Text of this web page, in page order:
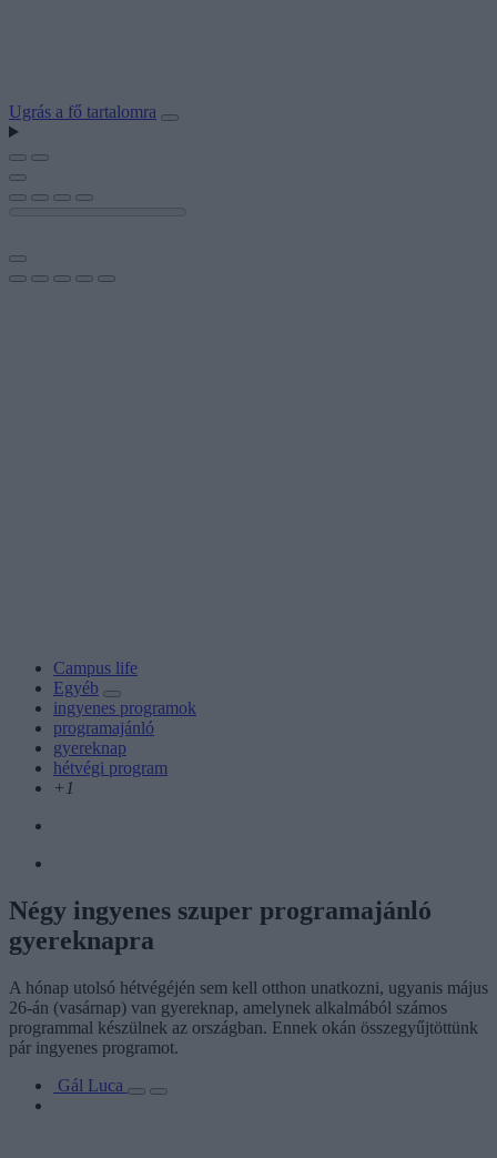
Ugrás a fő tartalomra
Campus life
Egyéb
ingyenes programok
programajánló
gyereknap
hétvégi program
+1
Négy ingyenes szuper programajánló
gyereknapra
A hónap utolsó hétvégéjén sem kell otthon unatkozni, ugyanis május
26-án (vasárnap) van gyereknap, amelynek alkalmából számos
programmal készülnek az országban. Ennek okán összegyűjtöttünk
pár ingyenes programot.
Gál Luca